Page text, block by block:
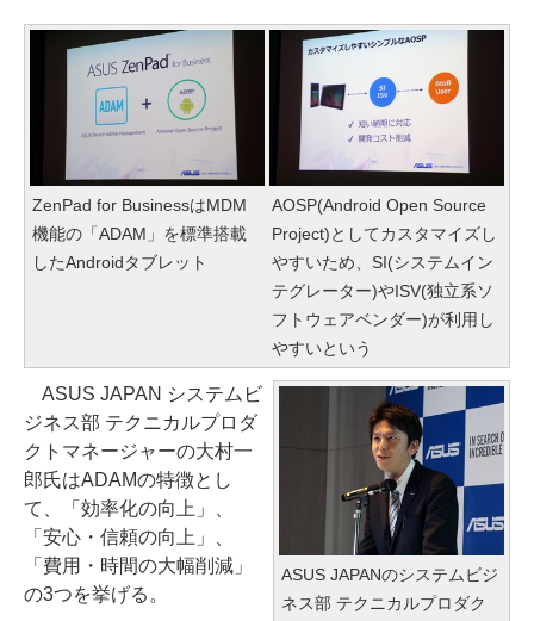
ZenPad for BusinessはMDM
機能の「ADAM」を標準搭載
したAndroidタブレット
AOSP(Android Open Source
Project)としてカスタマイズし
やすいため、SI(システムイン
テグレーター)やISV(独立系ソ
フトウェアベンダー)が利用し
やすいという
ASUS JAPANのシステムビジ
ネス部 テクニカルプロダク
ASUS JAPAN システムビ
ジネス部 テクニカルプロダ
クトマネージャーの大村一
郎氏はADAMの特徴とし
て、「効率化の向上」、
「安心・信頼の向上」、
「費用・時間の大幅削減」
の3つを挙げる。